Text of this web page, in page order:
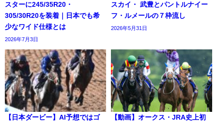
スターに245/35R20・
305/30R20を装着｜日本でも希
少なワイド仕様とは
2026年7月3日
スカイ・ 武豊とパントルナイー
フ・ルメールの７枠流し
2026年5月31日
【日本ダービー】AI予想ではゴ
【動画】オークス・JRA史上初